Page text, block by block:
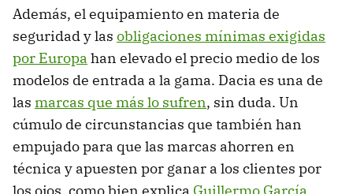
Además, el equipamiento en materia de
seguridad y las obligaciones mínimas exigidas
por Europa han elevado el precio medio de los
modelos de entrada a la gama. Dacia es una de
las marcas que más lo sufren, sin duda. Un
cúmulo de circunstancias que también han
empujado para que las marcas ahorren en
técnica y apuesten por ganar a los clientes por